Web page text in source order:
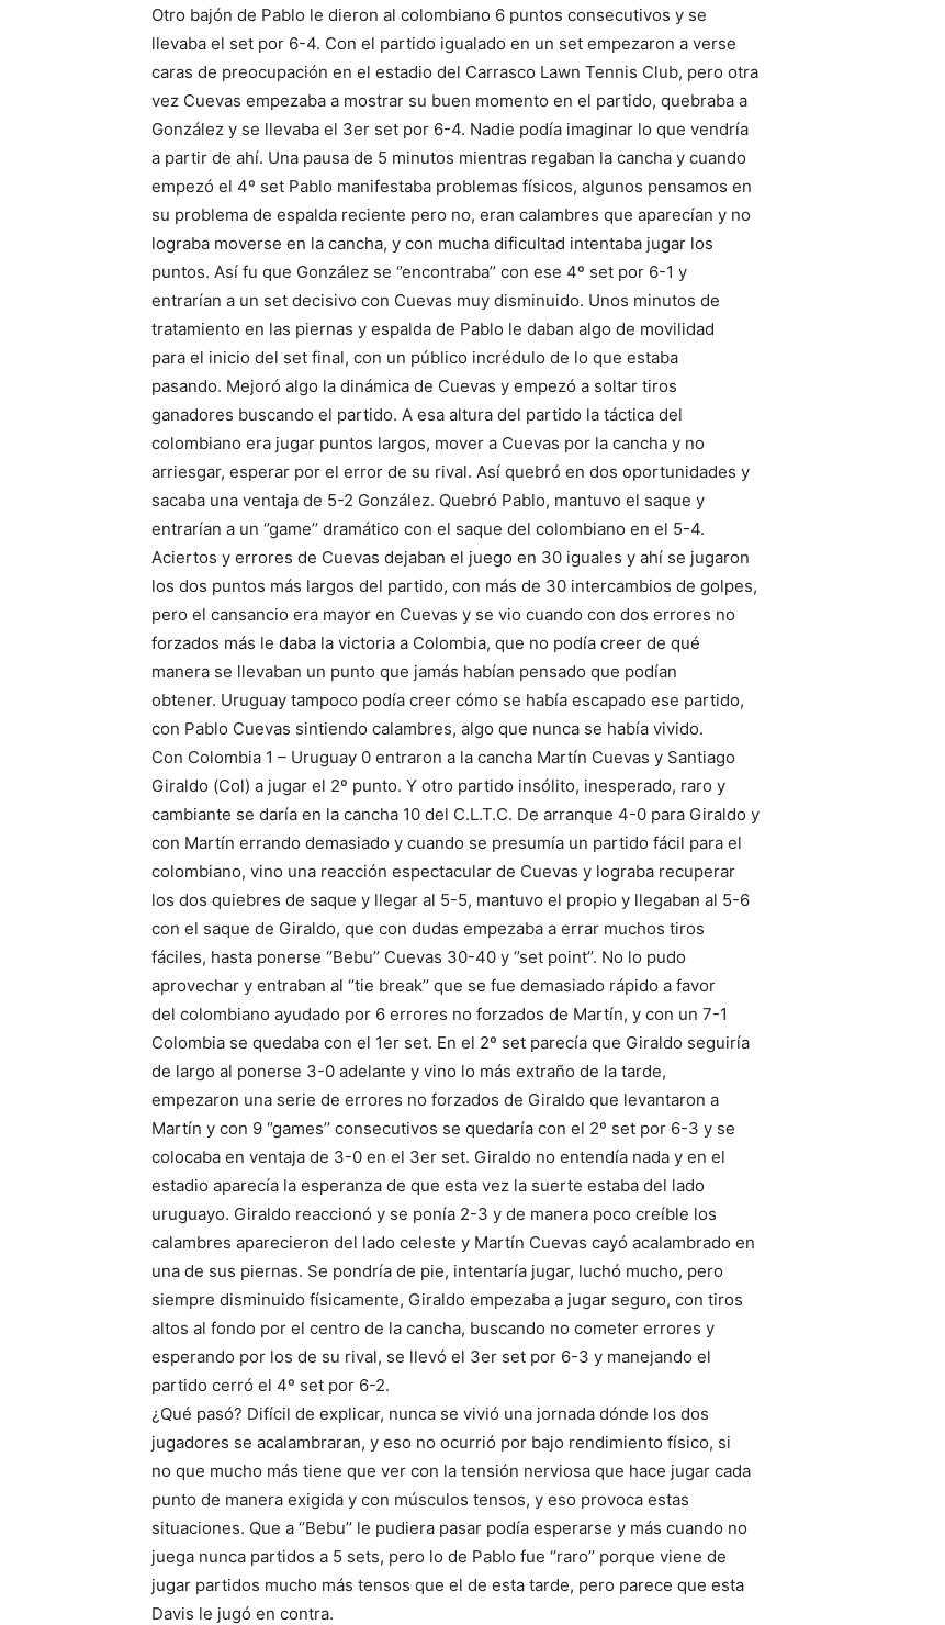
Otro bajón de Pablo le dieron al colombiano 6 puntos consecutivos y se
llevaba el set por 6-4. Con el partido igualado en un set empezaron a verse
caras de preocupación en el estadio del Carrasco Lawn Tennis Club, pero otra
vez Cuevas empezaba a mostrar su buen momento en el partido, quebraba a
González y se llevaba el 3er set por 6-4. Nadie podía imaginar lo que vendría
a partir de ahí. Una pausa de 5 minutos mientras regaban la cancha y cuando
empezó el 4º set Pablo manifestaba problemas físicos, algunos pensamos en
su problema de espalda reciente pero no, eran calambres que aparecían y no
lograba moverse en la cancha, y con mucha dificultad intentaba jugar los
puntos. Así fu que González se ‘’encontraba’’ con ese 4º set por 6-1 y
entrarían a un set decisivo con Cuevas muy disminuido. Unos minutos de
tratamiento en las piernas y espalda de Pablo le daban algo de movilidad
para el inicio del set final, con un público incrédulo de lo que estaba
pasando. Mejoró algo la dinámica de Cuevas y empezó a soltar tiros
ganadores buscando el partido. A esa altura del partido la táctica del
colombiano era jugar puntos largos, mover a Cuevas por la cancha y no
arriesgar, esperar por el error de su rival. Así quebró en dos oportunidades y
sacaba una ventaja de 5-2 González. Quebró Pablo, mantuvo el saque y
entrarían a un ‘’game’’ dramático con el saque del colombiano en el 5-4.
Aciertos y errores de Cuevas dejaban el juego en 30 iguales y ahí se jugaron
los dos puntos más largos del partido, con más de 30 intercambios de golpes,
pero el cansancio era mayor en Cuevas y se vio cuando con dos errores no
forzados más le daba la victoria a Colombia, que no podía creer de qué
manera se llevaban un punto que jamás habían pensado que podían
obtener. Uruguay tampoco podía creer cómo se había escapado ese partido,
con Pablo Cuevas sintiendo calambres, algo que nunca se había vivido.
Con Colombia 1 – Uruguay 0 entraron a la cancha Martín Cuevas y Santiago
Giraldo (Col) a jugar el 2º punto. Y otro partido insólito, inesperado, raro y
cambiante se daría en la cancha 10 del C.L.T.C. De arranque 4-0 para Giraldo y
con Martín errando demasiado y cuando se presumía un partido fácil para el
colombiano, vino una reacción espectacular de Cuevas y lograba recuperar
los dos quiebres de saque y llegar al 5-5, mantuvo el propio y llegaban al 5-6
con el saque de Giraldo, que con dudas empezaba a errar muchos tiros
fáciles, hasta ponerse ‘’Bebu’’ Cuevas 30-40 y ‘’set point’’. No lo pudo
aprovechar y entraban al ‘’tie break’’ que se fue demasiado rápido a favor
del colombiano ayudado por 6 errores no forzados de Martín, y con un 7-1
Colombia se quedaba con el 1er set. En el 2º set parecía que Giraldo seguiría
de largo al ponerse 3-0 adelante y vino lo más extraño de la tarde,
empezaron una serie de errores no forzados de Giraldo que levantaron a
Martín y con 9 ‘’games’’ consecutivos se quedaría con el 2º set por 6-3 y se
colocaba en ventaja de 3-0 en el 3er set. Giraldo no entendía nada y en el
estadio aparecía la esperanza de que esta vez la suerte estaba del lado
uruguayo. Giraldo reaccionó y se ponía 2-3 y de manera poco creíble los
calambres aparecieron del lado celeste y Martín Cuevas cayó acalambrado en
una de sus piernas. Se pondría de pie, intentaría jugar, luchó mucho, pero
siempre disminuido físicamente, Giraldo empezaba a jugar seguro, con tiros
altos al fondo por el centro de la cancha, buscando no cometer errores y
esperando por los de su rival, se llevó el 3er set por 6-3 y manejando el
partido cerró el 4º set por 6-2.
¿Qué pasó? Difícil de explicar, nunca se vivió una jornada dónde los dos
jugadores se acalambraran, y eso no ocurrió por bajo rendimiento físico, si
no que mucho más tiene que ver con la tensión nerviosa que hace jugar cada
punto de manera exigida y con músculos tensos, y eso provoca estas
situaciones. Que a ‘’Bebu’’ le pudiera pasar podía esperarse y más cuando no
juega nunca partidos a 5 sets, pero lo de Pablo fue ‘’raro’’ porque viene de
jugar partidos mucho más tensos que el de esta tarde, pero parece que esta
Davis le jugó en contra.